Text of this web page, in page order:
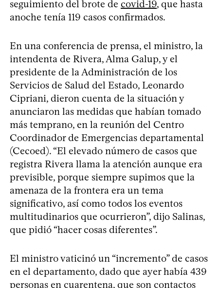
seguimiento del brote de covid-19, que hasta
anoche tenía 119 casos confirmados.
En una conferencia de prensa, el ministro, la
intendenta de Rivera, Alma Galup, y el
presidente de la Administración de los
Servicios de Salud del Estado, Leonardo
Cipriani, dieron cuenta de la situación y
anunciaron las medidas que habían tomado
más temprano, en la reunión del Centro
Coordinador de Emergencias departamental
(Cecoed). “El elevado número de casos que
registra Rivera llama la atención aunque era
previsible, porque siempre supimos que la
amenaza de la frontera era un tema
significativo, así como todos los eventos
multitudinarios que ocurrieron”, dijo Salinas,
que pidió “hacer cosas diferentes”.
El ministro vaticinó un “incremento” de casos
en el departamento, dado que ayer había 439
personas en cuarentena, que son contactos